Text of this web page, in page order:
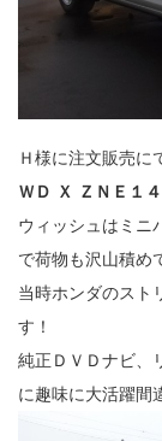
Ｈ様に注文販売に
ＷＤ Ｘ ＺＮＥ１４
ウィッシュはミニ
で荷物も沢山積め
当時ホンダのスト
す！
純正ＤＶＤナビ、
に趣味に大活躍間